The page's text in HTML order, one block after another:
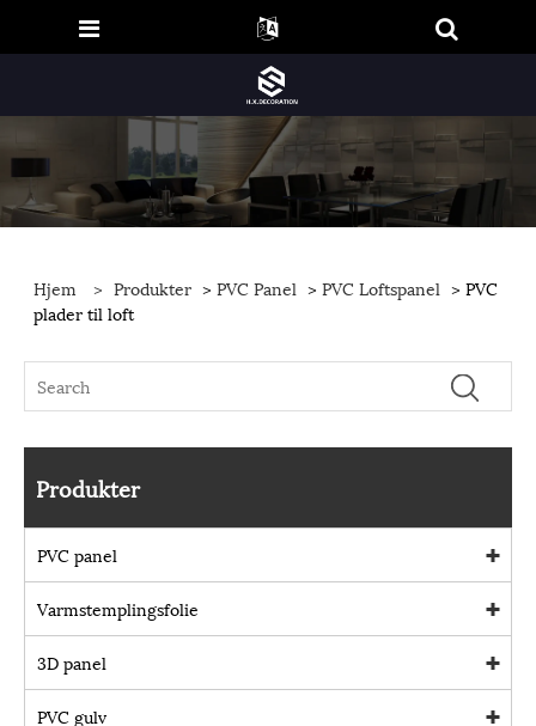
Hjem > Produkter >PVC Panel >PVC Loftspanel > PVC
plader til loft
Produkter
PVC panel
Varmstemplingsfolie
3D panel
PVC gulv